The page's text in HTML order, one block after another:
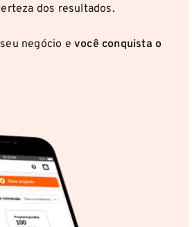
dos resultados.
negócio e você conquista o